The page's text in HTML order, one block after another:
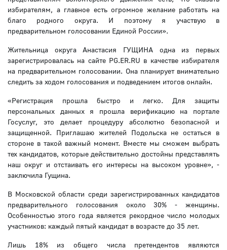
избирателям, а главное есть огромное желание работать на
благо родного округа. И поэтому я участвую в
предварительном голосовании Единой России».
Жительница округа Анастасия ГУЩИНА одна из первых
зарегистрировалась на сайте PG.ER.RU в качестве избирателя
на предварительном голосовании. Она планирует внимательно
следить за ходом голосования и подведением итогов онлайн.
«Регистрация прошла быстро и легко. Для защиты
персональных данных я прошла верификацию на портале
Госуслуг, это делает процедуру абсолютно безопасной и
защищенной. Приглашаю жителей Подольска не остаться в
стороне в такой важный момент. Вместе мы сможем выбрать
тех кандидатов, которые действительно достойны представлять
наш округ и отстаивать его интересы на высоком уровне», -
заключила Гущина.
В Московской области среди зарегистрированных кандидатов
предварительного голосования около 30% - женщины.
Особенностью этого года является рекордное число молодых
участников: каждый пятый кандидат в возрасте до 35 лет.
Лишь 18% из общего числа претендентов являются